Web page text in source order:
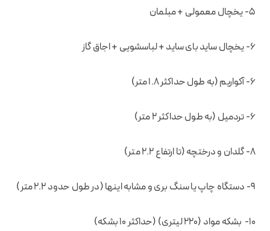
۵- یخچال معمولی + مبلمان
۶- یخچال ساید بای ساید + لباسشویی + اجاق گاز
۶- آکواریم (به طول حداکثر ۱.۸ متر)
۶- تردمیل (به طول حداکثر ۲ متر)
۸- گلدان و درختچه (تا ارتفاع ۲.۲ متر)
۹- دستگاه چاپ یا سنگ بری و مشابه اینها (در طول حدود ۲.۲ متر)
۱۰- بشکه مواد (۲۲۰ لیتری) (حداکثر ۱۰ بشکه)